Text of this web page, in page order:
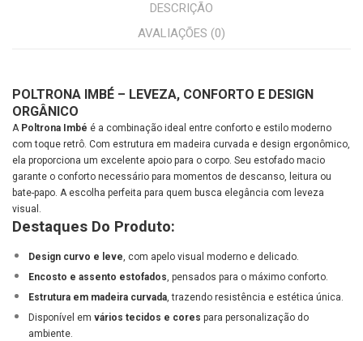
DESCRIÇÃO
AVALIAÇÕES (0)
POLTRONA IMBÉ – LEVEZA, CONFORTO E DESIGN
ORGÂNICO
A Poltrona Imbé é a combinação ideal entre conforto e estilo moderno
com toque retrô. Com estrutura em madeira curvada e design ergonômico,
ela proporciona um excelente apoio para o corpo. Seu estofado macio
garante o conforto necessário para momentos de descanso, leitura ou
bate-papo. A escolha perfeita para quem busca elegância com leveza
visual.
Destaques Do Produto:
Design curvo e leve, com apelo visual moderno e delicado.
Encosto e assento estofados, pensados para o máximo conforto.
Estrutura em madeira curvada, trazendo resistência e estética única.
Disponível em vários tecidos e cores para personalização do
ambiente.